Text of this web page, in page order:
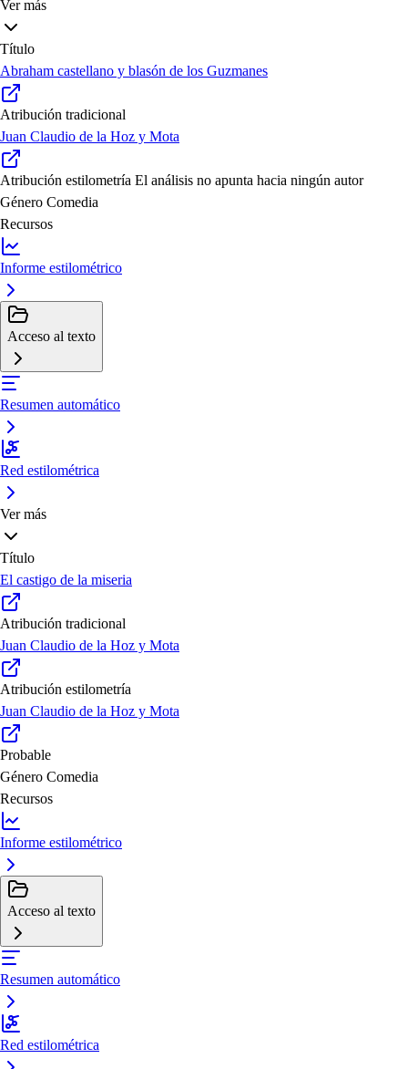
Ver más
Título
Abraham castellano y blasón de los Guzmanes
Atribución tradicional
Juan Claudio de la Hoz y Mota
Atribución estilometría El análisis no apunta hacia ningún autor
Género Comedia
Recursos
Informe estilométrico
Acceso al texto
Resumen automático
Red estilométrica
Ver más
Título
El castigo de la miseria
Atribución tradicional
Juan Claudio de la Hoz y Mota
Atribución estilometría
Juan Claudio de la Hoz y Mota
Probable
Género Comedia
Recursos
Informe estilométrico
Acceso al texto
Resumen automático
Red estilométrica